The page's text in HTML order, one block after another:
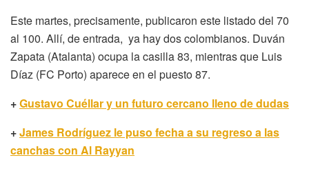
Este martes, precisamente, publicaron este listado del 70
al 100. Allí, de entrada, ya hay dos colombianos. Duván
Zapata (Atalanta) ocupa la casilla 83, mientras que Luis
Díaz (FC Porto) aparece en el puesto 87.
+Gustavo Cuéllar y un futuro cercano lleno de dudas
+James Rodríguez le puso fecha a su regreso a las
canchas con Al Rayyan